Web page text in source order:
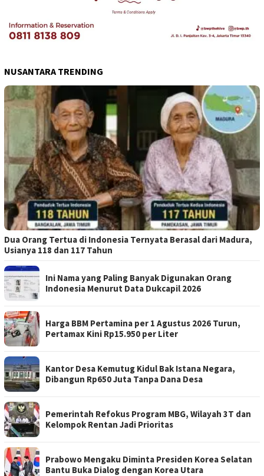
NUSANTARA TRENDING
Dua Orang Tertua di Indonesia Ternyata Berasal dari Madura,
Usianya 118 dan 117 Tahun
Ini Nama yang Paling Banyak Digunakan Orang
Indonesia Menurut Data Dukcapil 2026
Harga BBM Pertamina per 1 Agustus 2026 Turun,
Pertamax Kini Rp15.950 per Liter
Kantor Desa Kemutug Kidul Bak Istana Negara,
Dibangun Rp650 Juta Tanpa Dana Desa
Pemerintah Refokus Program MBG, Wilayah 3T dan
Kelompok Rentan Jadi Prioritas
Prabowo Mengaku Diminta Presiden Korea Selatan
Bantu Buka Dialog dengan Korea Utara